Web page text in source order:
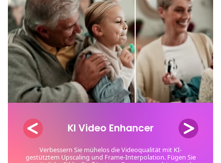
Sprache in Text umwandeln
mit KI
Automatisch generierte Untertitel für Videos beliebiger
Länge. Einzigartige Looks mit benutzerdefinierten